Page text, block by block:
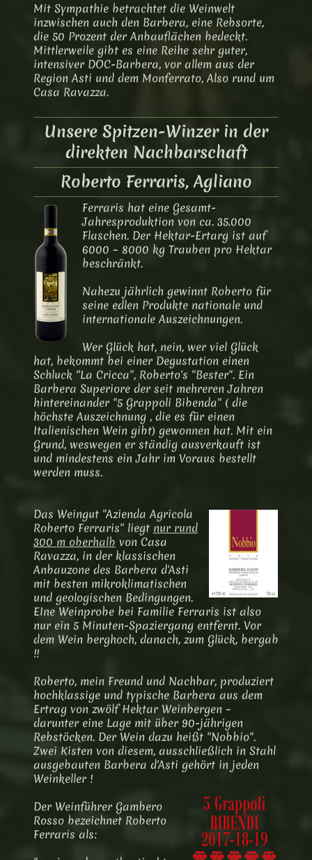
Mit Sympathie betrachtet die Weinwelt
inzwischen auch den Barbera, eine Rebsorte,
die 50 Prozent der Anbauflächen bedeckt.
Mittlerweile gibt es eine Reihe sehr guter,
intensiver DOC-Barbera, vor allem aus der
Region Asti und dem Monferrato, Also rund um
Casa Ravazza.
Unsere Spitzen-Winzer in der
direkten Nachbarschaft
Roberto Ferraris, Agliano
Ferraris hat eine Gesamt-
Jahresproduktion von ca. 35.000
Flaschen. Der Hektar-Ertarg ist auf
6000 – 8000 kg Trauben pro Hektar
beschränkt.
Nahezu jährlich gewinnt Roberto für
seine edlen Produkte nationale und
internationale Auszeichnungen.
Wer Glück hat, nein, wer viel Glück
hat, bekommt bei einer Degustation einen
Schluck "La Cricca", Roberto's "Bester". Ein
Barbera Superiore der seit mehreren Jahren
hintereinander "5 Grappoli Bibenda" ( die
höchste Auszeichnung , die es für einen
Italienischen Wein gibt) gewonnen hat. Mit ein
Grund, weswegen er ständig ausverkauft ist
und mindestens ein Jahr im Voraus bestellt
werden muss.
Das Weingut "Azienda Agricola
Roberto Ferraris" liegt nur rund
300 m oberhalb von Casa
Ravazza, in der klassischen
Anbauzone des Barbera d'Asti
mit besten mikroklimatischen
und geologischen Bedingungen.
EIne Weinprobe bei Familie Ferraris ist also
nur ein 5 Minuten-Spaziergang entfernt. Vor
dem Wein berghoch, danach, zum Glück, bergab
!!
Roberto, mein Freund und Nachbar, produziert
hochklassige und typische Barbera aus dem
Ertrag von zwölf Hektar Weinbergen –
darunter eine Lage mit über 90-jährigen
Rebstöcken. Der Wein dazu heißt "Nobbio".
Zwei Kisten von diesem, ausschließlich in Stahl
ausgebauten Barbera d'Asti gehört in jeden
Weinkeller !
Der Weinführer Gambero
Rosso bezeichnet Roberto
Ferraris als: